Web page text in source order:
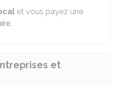
et vous payez une
.
et